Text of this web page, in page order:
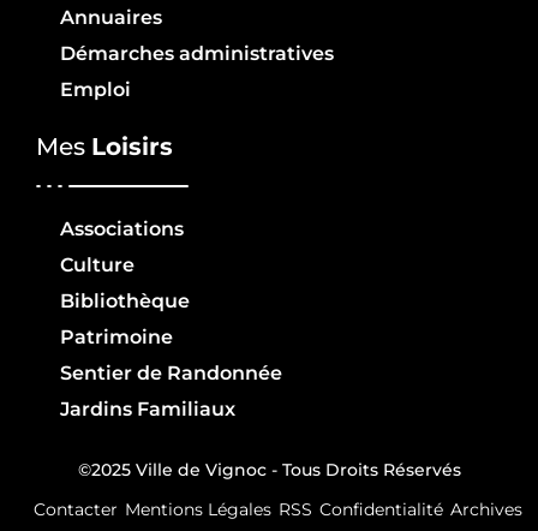
Annuaires
Démarches administratives
Emploi
Mes Loisirs
Associations
Culture
Bibliothèque
Patrimoine
Sentier de Randonnée
Jardins Familiaux
©2025 Ville de Vignoc - Tous Droits Réservés
Contacter Mentions Légales RSS Confidentialité Archives